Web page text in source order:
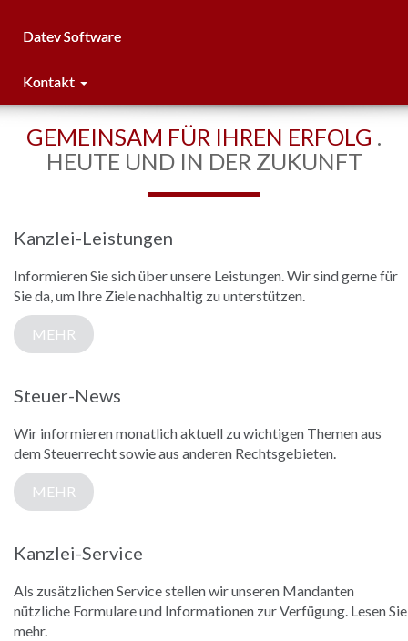
Datev Software
Kontakt
GEMEINSAM FÜR IHREN ERFOLG .
HEUTE UND IN DER ZUKUNFT
Kanzlei-Leistungen
Informieren Sie sich über unsere Leistungen. Wir sind gerne für
Sie da, um Ihre Ziele nachhaltig zu unterstützen.
MEHR
Steuer-News
Wir informieren monatlich aktuell zu wichtigen Themen aus
dem Steuerrecht sowie aus anderen Rechtsgebieten.
MEHR
Kanzlei-Service
Als zusätzlichen Service stellen wir unseren Mandanten
nützliche Formulare und Informationen zur Verfügung. Lesen Sie
mehr.